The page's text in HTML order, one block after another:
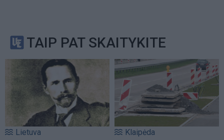
TAIP PAT SKAITYKITE
Lietuva Klaipėda